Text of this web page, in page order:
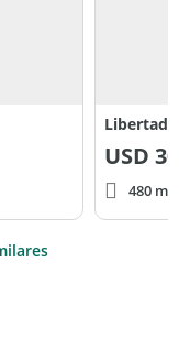
Libertad
USD
480